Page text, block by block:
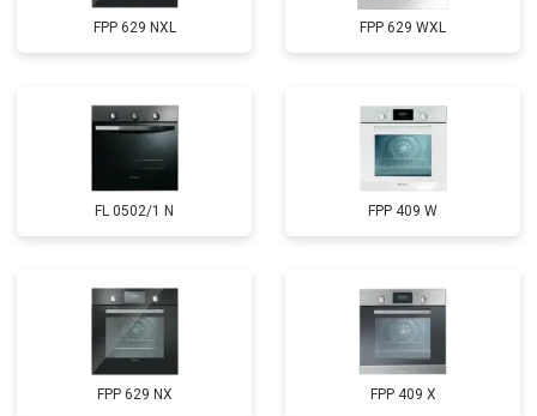
FPP 629 NXL FPP 629 WXL
FL 0502/1 N FPP 409 W
FPP 629 NX FPP 409 X